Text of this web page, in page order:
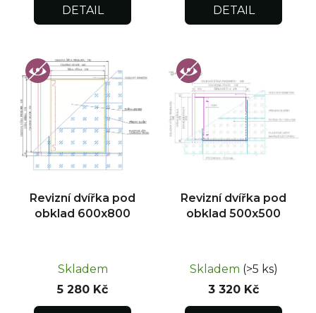
DETAIL DETAIL
Revizní dvířka pod
obklad 600x800
Skladem
5 280 Kč
Revizní dvířka pod
obklad 500x500
Skladem (>5 ks)
3 320 Kč